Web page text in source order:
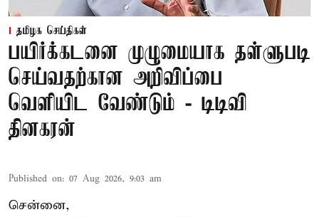
தமிழக செய்திகள்
பயிர்க்கடனை முழுமையாக தள்ளுபடி
செய்வதற்கான அறிவிப்பை
வெளியிட வேண்டும் - டிடிவி
தினகரன்
Published on: 07 Aug 2026, 9:03 am
சென்னை,